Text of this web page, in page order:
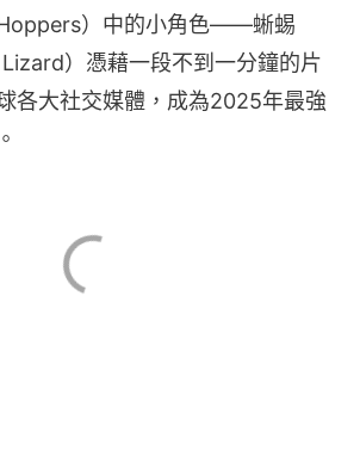
Hoppers）中的小角色——蜥蜴
）憑藉一段不到一分鐘的片
各大社交媒體，成為2025年最強